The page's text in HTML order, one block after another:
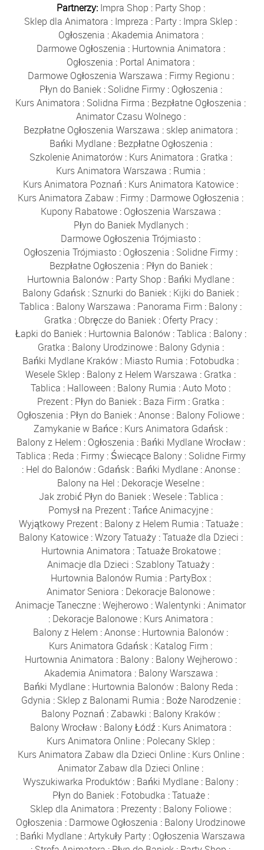
Partnerzy: Impra Shop : Party Shop :
Sklep dla Animatora : Impreza : Party : Impra Sklep :
Ogłoszenia :Akademia Animatora :
Darmowe Ogłoszenia : Hurtownia Animatora :
Ogłoszenia : Portal Animatora :
Darmowe Ogłoszenia Warszawa : Firmy Regionu :
Płyn do Baniek: Solidne Firmy: Ogłoszenia :
Kurs Animatora : Solidna Firma : Bezpłatne Ogłoszenia :
Animator Czasu Wolnego:
Bezpłatne Ogłoszenia Warszawa : sklep animatora :
Bańki Mydlane: Bezpłatne Ogłoszenia :
Szkolenie Animatorów: Kurs Animatora : Gratka :
Kurs Animatora Warszawa : Rumia :
Kurs Animatora Poznań : Kurs Animatora Katowice :
Kurs Animatora Zabaw : Firmy : Darmowe Ogłoszenia :
Kupony Rabatowe : Ogłoszenia Warszawa :
Płyn do Baniek Mydlanych :
Darmowe Ogłoszenia Trójmiasto :
Ogłoszenia Trójmiasto : Ogłoszenia : Solidne Firmy :
Bezpłatne Ogłoszenia : Płyn do Baniek:
Hurtownia Balonów : Party Shop : Bańki Mydlane :
Balony Gdańsk : Sznurki do Baniek : Kijki do Baniek :
Tablica : Balony Warszawa : Panorama Firm : Balony :
Gratka : Obręcze do Baniek: Oferty Pracy:
Łapki do Baniek: Hurtownia Balonów:Tablica : Balony:
Gratka : Balony Urodzinowe: Balony Gdynia :
Bańki Mydlane Kraków : Miasto Rumia : Fotobudka :
Wesele Sklep : Balony z Helem Warszawa : Gratka :
Tablica : Halloween : Balony Rumia :Auto Moto :
Prezent : Płyn do Baniek : Baza Firm : Gratka :
Ogłoszenia : Płyn do Baniek :Anonse : Balony Foliowe :
Zamykanie w Bańce : Kurs Animatora Gdańsk :
Balony z Helem : Ogłoszenia : Bańki Mydlane Wrocław:
Tablica : Reda : Firmy: Świecące Balony: Solidne Firmy
: Hel do Balonów: Gdańsk: Bańki Mydlane:Anonse:
Balony na Hel : Dekoracje Weselne :
Jak zrobić Płyn do Baniek:Wesele:Tablica :
Pomysł na Prezent :Tańce Animacyjne :
Wyjątkowy Prezent: Balony z Helem Rumia :Tatuaże:
Balony Katowice:Wzory Tatuaży:Tatuaże dla Dzieci :
Hurtownia Animatora :Tatuaże Brokatowe:
Animacje dla Dzieci : Szablony Tatuaży :
Hurtownia Balonów Rumia : PartyBox:
Animator Seniora : Dekoracje Balonowe :
Animacje Taneczne :Wejherowo :Walentynki :Animator
: Dekoracje Balonowe : Kurs Animatora :
Balony z Helem :Anonse : Hurtownia Balonów :
Kurs Animatora Gdańsk : Katalog Firm :
Hurtownia Animatora : Balony: Balony Wejherowo:
Akademia Animatora : Balony Warszawa :
Bańki Mydlane : Hurtownia Balonów : Balony Reda :
Gdynia : Sklep z Balonami Rumia : Boże Narodzenie:
Balony Poznań :Zabawki : Balony Kraków :
Balony Wrocław : Balony Łódź : Kurs Animatora :
Kurs Animatora Online : Polecany Sklep :
Kurs Animatora Zabaw dla Dzieci Online: Kurs Online:
Animator Zabaw dla Dzieci Online :
Wyszukiwarka Produktów : Bańki Mydlane : Balony :
Płyn do Baniek: Fotobudka :Tatuaże:
Sklep dla Animatora : Prezenty : Balony Foliowe :
Ogłoszenia : Darmowe Ogłoszenia : Balony Urodzinowe
: Bańki Mydlane :Artykuły Party : Ogłoszenia Warszawa